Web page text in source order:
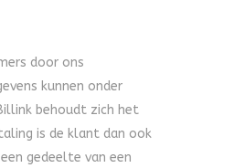
door ons
kunnen onder
behoudt zich het
is de klant dan ook
gedeelte van een